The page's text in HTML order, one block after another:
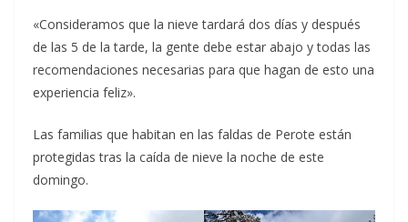
«Consideramos que la nieve tardará dos días y después
de las 5 de la tarde, la gente debe estar abajo y todas las
recomendaciones necesarias para que hagan de esto una
experiencia feliz».
Las familias que habitan en las faldas de Perote están
protegidas tras la caída de nieve la noche de este
domingo.